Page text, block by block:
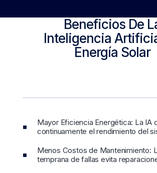
Beneficios De
Inteligencia
Energía Solar
Mayor Eficiencia Energética: La IA
continuamente el rendimiento del
Menos Costos de Mantenimiento:
temprana de fallas evita